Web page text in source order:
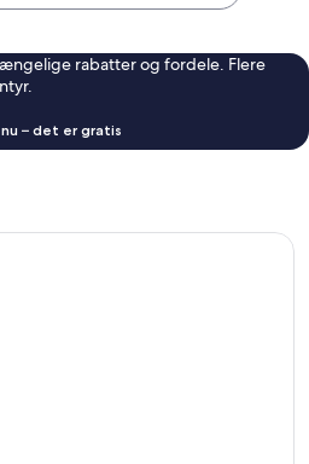
rabatter og fordele. Flere
– det er gratis